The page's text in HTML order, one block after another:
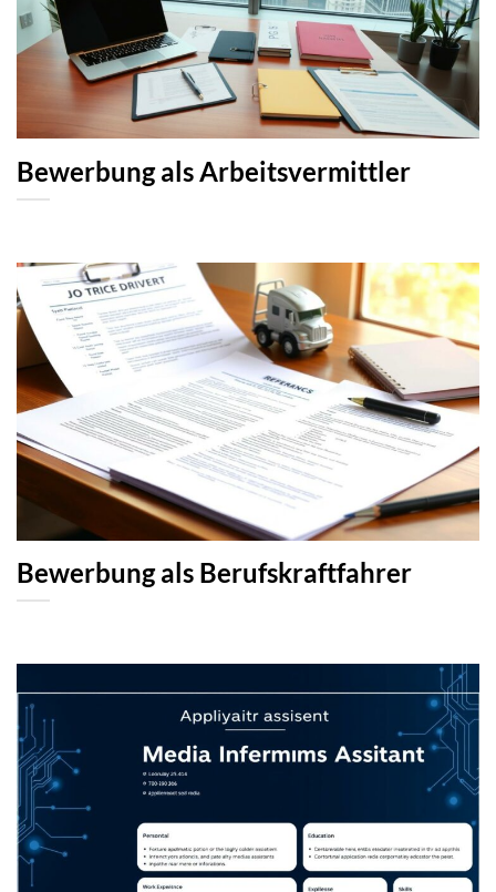
Bewerbung als Arbeitsvermittler
Bewerbung als Berufskraftfahrer